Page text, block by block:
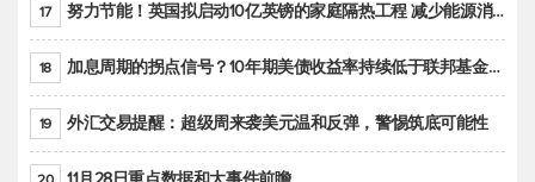
17 努力节能！英国拟启动10亿英镑的家庭隔热工程 减少能源消耗
18 加息周期的拐点信号？10年期美债收益率持续低于联邦基金利率目标区间
19 外汇交易提醒：超级周来袭美元温和反弹，警惕筑底可能性